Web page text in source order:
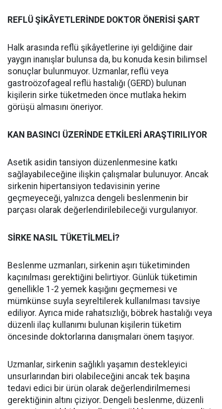
REFLÜ ŞİKÂYETLERİNDE DOKTOR ÖNERİSİ ŞART
Halk arasında reflü şikâyetlerine iyi geldiğine dair
yaygın inanışlar bulunsa da, bu konuda kesin bilimsel
sonuçlar bulunmuyor. Uzmanlar, reflü veya
gastroözofageal reflü hastalığı (GERD) bulunan
kişilerin sirke tüketmeden önce mutlaka hekim
görüşü almasını öneriyor.
KAN BASINCI ÜZERİNDE ETKİLERİ ARAŞTIRILIYOR
Asetik asidin tansiyon düzenlenmesine katkı
sağlayabileceğine ilişkin çalışmalar bulunuyor. Ancak
sirkenin hipertansiyon tedavisinin yerine
geçmeyeceği, yalnızca dengeli beslenmenin bir
parçası olarak değerlendirilebileceği vurgulanıyor.
SİRKE NASIL TÜKETİLMELİ?
Beslenme uzmanları, sirkenin aşırı tüketiminden
kaçınılması gerektiğini belirtiyor. Günlük tüketimin
genellikle 1-2 yemek kaşığını geçmemesi ve
mümkünse suyla seyreltilerek kullanılması tavsiye
ediliyor. Ayrıca mide rahatsızlığı, böbrek hastalığı veya
düzenli ilaç kullanımı bulunan kişilerin tüketim
öncesinde doktorlarına danışmaları önem taşıyor.
Uzmanlar, sirkenin sağlıklı yaşamın destekleyici
unsurlarından biri olabileceğini ancak tek başına
tedavi edici bir ürün olarak değerlendirilmemesi
gerektiğinin altını çiziyor. Dengeli beslenme, düzenli